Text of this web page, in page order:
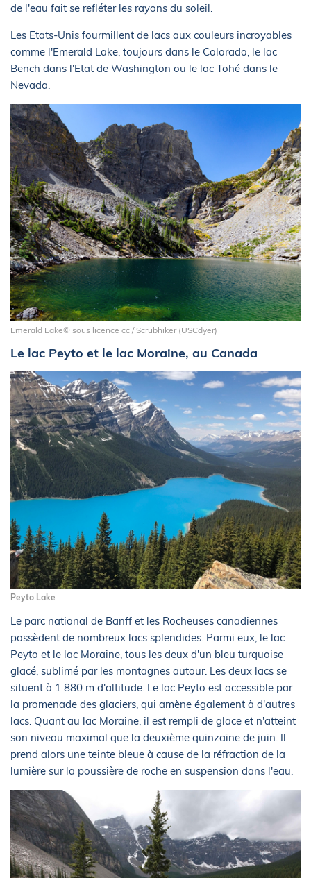
de l'eau fait se refléter les rayons du soleil.
Les Etats-Unis fourmillent de lacs aux couleurs incroyables
comme l'Emerald Lake, toujours dans le Colorado, le lac
Bench dans l'Etat de Washington ou le lac Tohé dans le
Nevada.
Emerald Lake© sous licence cc / Scrubhiker (USCdyer)
Le lac Peyto et le lac Moraine, au Canada
Peyto Lake
Le parc national de Banff et les Rocheuses canadiennes
possèdent de nombreux lacs splendides. Parmi eux, le lac
Peyto et le lac Moraine, tous les deux d'un bleu turquoise
glacé, sublimé par les montagnes autour. Les deux lacs se
situent à 1 880 m d'altitude. Le lac Peyto est accessible par
la promenade des glaciers, qui amène également à d'autres
lacs. Quant au lac Moraine, il est rempli de glace et n'atteint
son niveau maximal que la deuxième quinzaine de juin. Il
prend alors une teinte bleue à cause de la réfraction de la
lumière sur la poussière de roche en suspension dans l'eau.